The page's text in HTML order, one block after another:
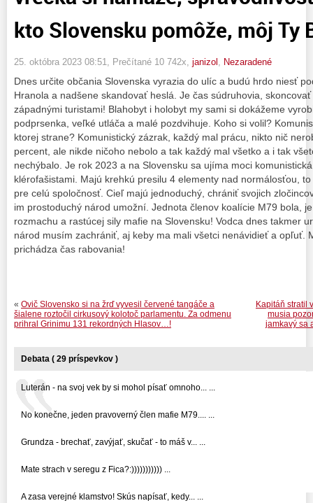
kto Slovensku pomôže, môj Ty
25. októbra 2023 08:51 , Prečítané 10 742x, janizol Nezaradené
Dnes určite občania Slovenska vyrazia do ulíc a budú hrdo niesť
Hranola a nadšene skandovať heslá. Je čas súdruhovia,
západnými turistami! Blahobyt i holobyt my sami si dokážeme
podprsenka, veľké utláča a malé pozdvihuje. Koho si volil?
ktorej strane? Komunistický zázrak, každý mal prácu, nikto nič
percent, ale nikde ničoho nebolo a tak každý mal všetko a i tak
nechýbalo. Je rok 2023 a na Slovensku sa ujíma moci
klérofašistami. Majú krehkú presilu 4 elementy nad normálosťou,
pre celú spoločnosť. Cieľ majú jednoduchý, chrániť svojich
im prostoduchý národ umožní. Jednota členov koalície M79 bola,
rozmachu a rastúcej sily mafie na Slovensku! Vodca dnes takmer
národ musím zachrániť, aj keby ma mali všetci nenávidieť a opľuť.
prichádza čas rabovania!
Kapitáň stratil
musia
jamkavý sa
« Ovič Slovensko si na žrď vyvesil červené tangáče a
šialene roztočil cirkusový kolotoč parlamentu. Za odmenu
prihral Grinimu 131 rekordných Hlasov…!
Debata ( 29 príspevkov )
Luterán - na svoj vek by si mohol písať omnoho... ...
No konečne, jeden pravoverný člen mafie M79.... ...
Grundza - brechať, zavýjať, skučať - to máš v... ...
Mate strach v seregu z Fica?:))))))))))) ...
A zasa verejné klamstvo! Skús napísať, kedy... ...